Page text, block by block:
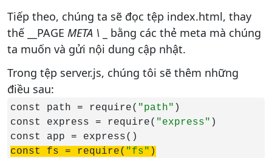
Tiếp theo, chúng ta sẽ đọc tệp index.html, thay
thế __PAGE META \ _ bằng các thẻ meta mà chúng
ta muốn và gửi nội dung cập nhật.
Trong tệp server.js, chúng tôi sẽ thêm những
điều sau:
const path = require( "path" )
const express = require( "express" )
const fs = require( "fs" )